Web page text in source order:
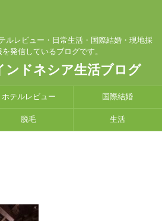
ルレビュー・日常生活・国際結婚・現地採
発信しているブログです。
ドネシア生活ブログ
ホテルレビュー 国際結婚
脱毛 生活